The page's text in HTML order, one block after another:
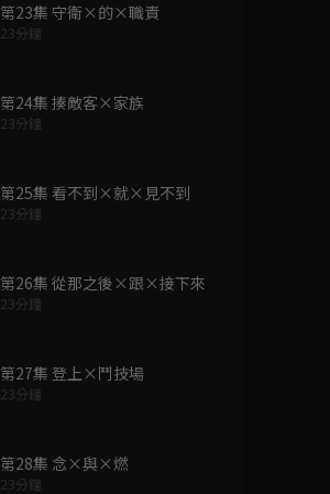
第23集 守衛×的×職責
23分鐘
第24集 揍敵客×家族
23分鐘
第25集 看不到×就×見不到
23分鐘
第26集 從那之後×跟×接下來
23分鐘
第27集 登上×鬥技場
23分鐘
第28集 念×與×燃
23分鐘